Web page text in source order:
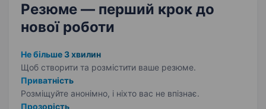
Резюме — перший крок до
нової роботи
Не більше 3 хвилин
Щоб створити та розмістити ваше резюме.
Приватність
Розміщуйте анонімно, і ніхто вас не впізнає.
Прозорість